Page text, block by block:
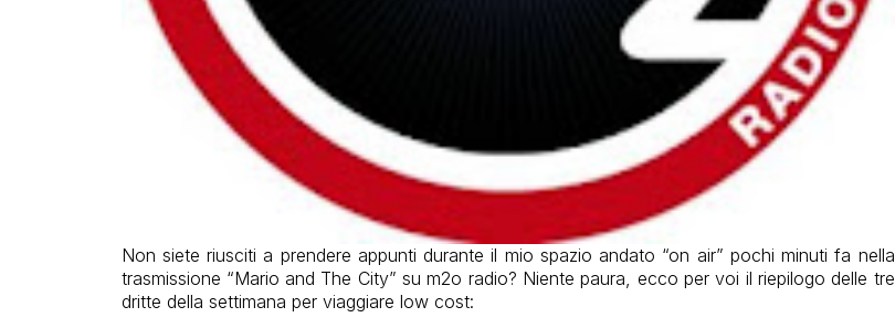
Non siete riusciti a prendere appunti durante il mio spazio andato “on air” pochi minuti fa nella
trasmissione “Mario and The City” su m2o radio? Niente paura, ecco per voi il riepilogo delle tre
dritte della settimana per viaggiare low cost: